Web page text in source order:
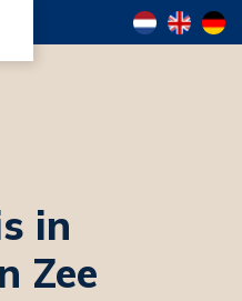
in
Zee